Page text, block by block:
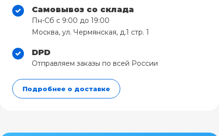
Самовывоз со склада
Пн-Сб с 9:00 до 19:00
Москва, ул. Чермянская, д.1 стр. 1
DPD
Отправляем заказы по всей России
Подробнее о доставке